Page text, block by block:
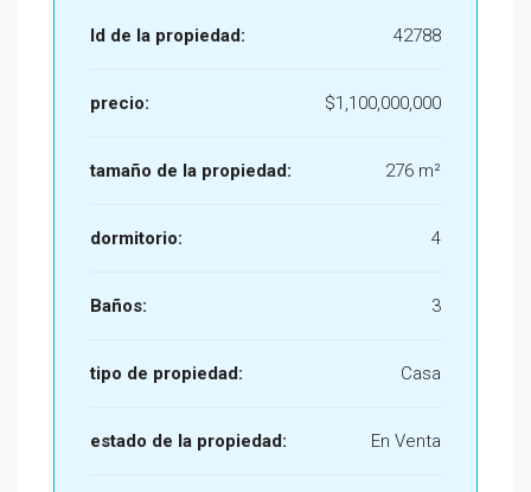
Id de la propiedad: 42788
precio: $1,100,000,000
tamaño de la propiedad: 276 m²
dormitorio: 4
Baños: 3
tipo de propiedad: Casa
estado de la propiedad: En Venta